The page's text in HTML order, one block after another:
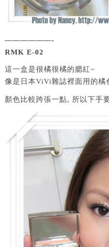
——————-
RMK E-02
這一盒是很橘很橘的腮紅~
像是日本ViVi雜誌裡面用的橘
顏色比較跨張一點, 所以下手